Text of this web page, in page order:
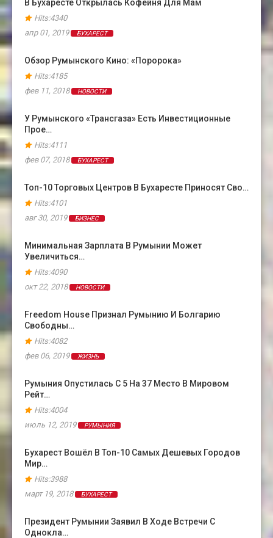
В Бухаресте Открылась Кофейня Для Мам
Hits:4340
апр 01, 2019
БУХАРЕСТ
Обзор Румынского Кино: «Поророка»
Hits:4185
фев 11, 2018
НОВОСТИ
У Румынского «Трансгаза» Есть Инвестиционные
Прое…
Hits:4111
фев 07, 2018
БУХАРЕСТ
Топ-10 Торговых Центров В Бухаресте Приносят Сво…
Hits:4101
авг 30, 2019
БИЗНЕС
Минимальная Зарплата В Румынии Может
Увеличиться…
Hits:4090
окт 22, 2018
НОВОСТИ
Freedom House Признал Румынию И Болгарию
Свободны…
Hits:4082
фев 06, 2019
ЖИЗНЬ
Румыния Опустилась С 5 На 37 Место В Мировом
Рейт…
Hits:4004
июль 12, 2019
РУМЫНИЯ
Бухарест Вошёл В Топ-10 Самых Дешевых Городов
Мир…
Hits:3988
март 19, 2018
БУХАРЕСТ
Президент Румынии Заявил В Ходе Встречи С
Однокла…